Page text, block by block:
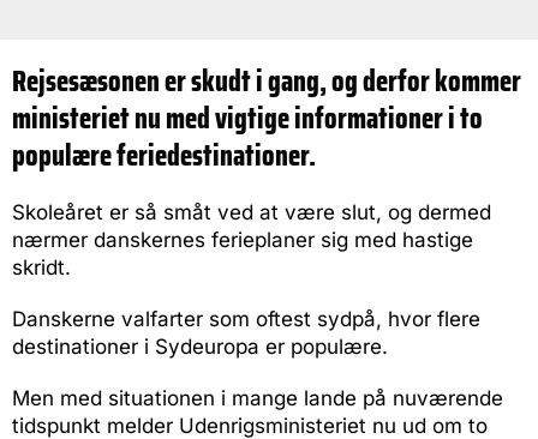
Rejsesæsonen er skudt i gang, og derfor kommer
ministeriet nu med vigtige informationer i to
populære feriedestinationer.
Skoleåret er så småt ved at være slut, og dermed
nærmer danskernes ferieplaner sig med hastige
skridt.
Danskerne valfarter som oftest sydpå, hvor flere
destinationer i Sydeuropa er populære.
Men med situationen i mange lande på nuværende
tidspunkt melder Udenrigsministeriet nu ud om to